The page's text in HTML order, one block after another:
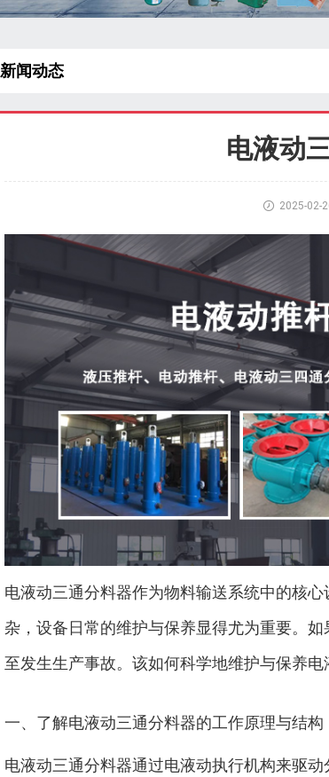
新闻动态
电液动
 2025-02-
电液动三通分料器作为物料输送系统中的核
杂，设备日常的维护与保养显得尤为重要。
至发生生产事故。该如何科学地维护与保养
一、了解电液动三通分料器的工作原理与结构
电液动三通分料器通过电液动执行机构来驱